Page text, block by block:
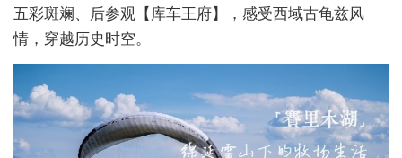
五彩斑斓、后参观【库车王府】，感受西域古龟兹风
情，穿越历史时空。